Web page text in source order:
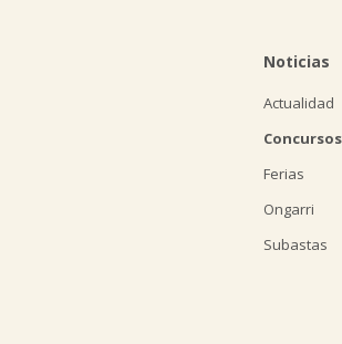
Noticias
Actualidad
Concursos
Ferias
Ongarri
Subastas